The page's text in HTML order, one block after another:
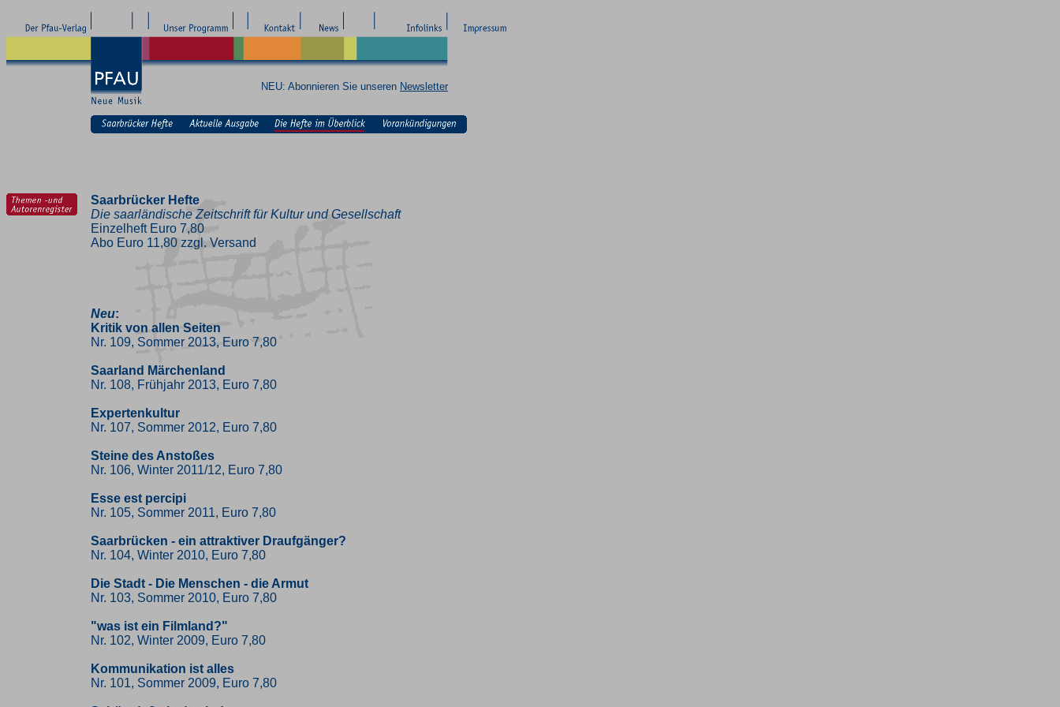
NEU: Abonnieren Sie unseren Newsletter
Saarbrücker Hefte
Die saarländische Zeitschrift für Kultur und Gesellschaft
Einzelheft Euro 7,80
Abo Euro 11,80 zzgl. Versand
Neu:
Kritik von allen Seiten
Nr. 109, Sommer 2013, Euro 7,80
Saarland Märchenland
Nr. 108, Frühjahr 2013, Euro 7,80
Expertenkultur
Nr. 107, Sommer 2012, Euro 7,80
Steine des Anstoßes
Nr. 106, Winter 2011/12, Euro 7,80
Esse est percipi
Nr. 105, Sommer 2011, Euro 7,80
Saarbrücken - ein attraktiver Draufgänger?
Nr. 104, Winter 2010, Euro 7,80
Die Stadt - Die Menschen - die Armut
Nr. 103, Sommer 2010, Euro 7,80
"was ist ein Filmland?"
Nr. 102, Winter 2009, Euro 7,80
Kommunikation ist alles
Nr. 101, Sommer 2009, Euro 7,80